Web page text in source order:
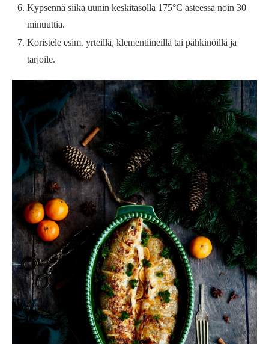
Kypsennä siika uunin keskitasolla 175°C asteessa noin 30
minuuttia.
Koristele esim. yrteillä, klementiineillä tai pähkinöillä ja
tarjoile.